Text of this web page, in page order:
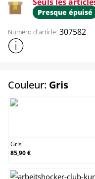
Presque épuisé
Numéro d'article: 307582
Afficher plus
Couleur: Grisselect
Gris
85,90 €